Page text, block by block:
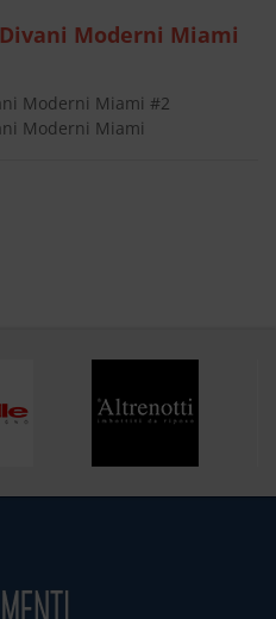
Moderni Miami
Moderni Miami #2
Moderni Miami